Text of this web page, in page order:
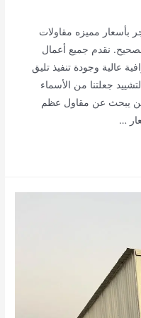
مميزه مقاولات
الصحيح. نقدم جميع أعمال
عالية وجودة تنفيذ تليق
جعلتنا من الأسماء
يبحث عن مقاول عظم
…